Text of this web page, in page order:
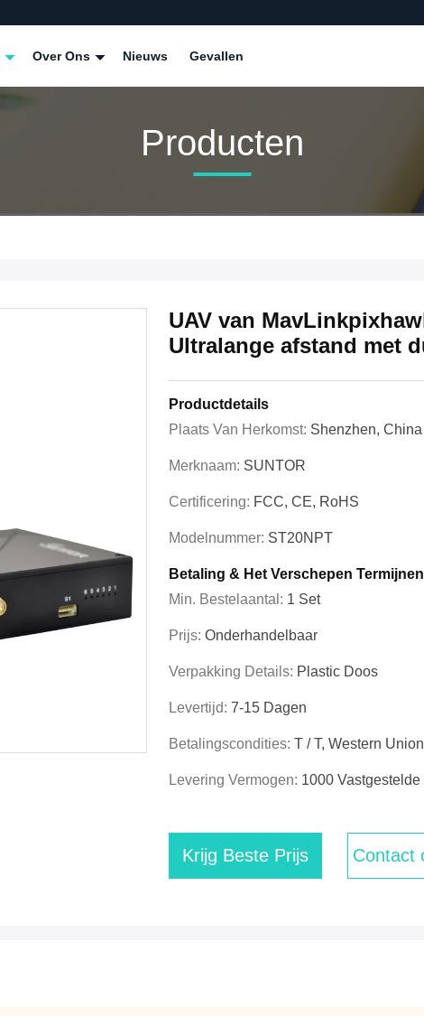
Over Ons Nieuws Gevallen
Producten
UAV van
Ultralange afstand met
Productdetails
Plaats Van Herkomst: Shenzhen, China
Merknaam: SUNTOR
Certificering: FCC, CE, RoHS
Modelnummer: ST20NPT
Betaling & Het Verschepen Termijnen
Min. Bestelaantal: 1 Set
Prijs: Onderhandelbaar
Verpakking Details: Plastic Doos
Levertijd: 7-15 Dagen
Betalingscondities: T / T, Western
Levering Vermogen: 1000 Vastgestelde
Krijg Beste Prijs Contact